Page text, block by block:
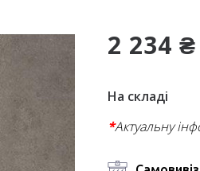
2 234
На складі
*Актуальну